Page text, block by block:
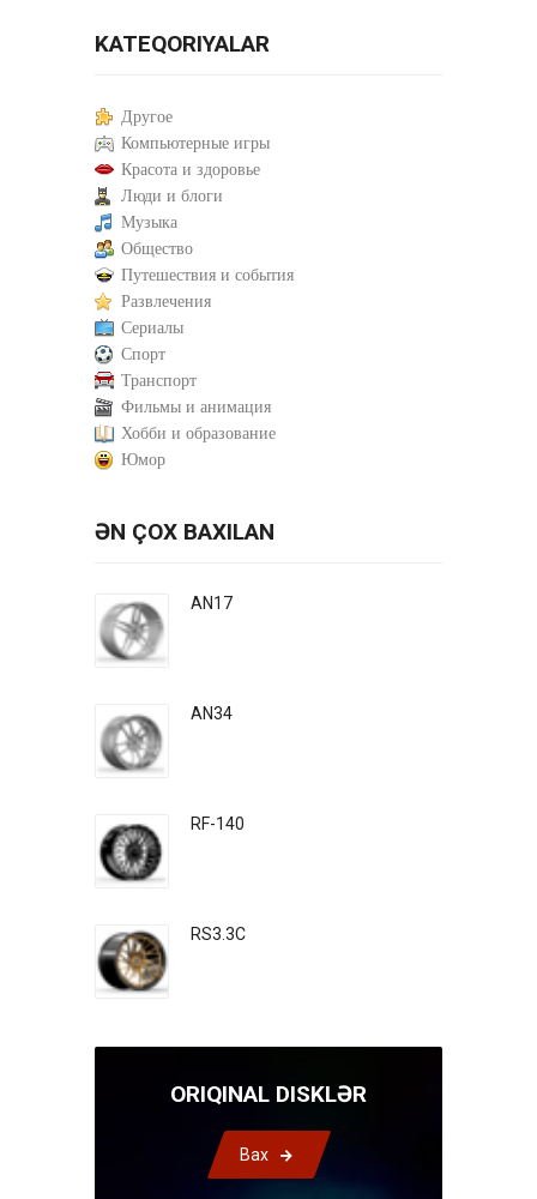
KATEQORIYALAR
Другое
Компьютерные игры
Красота и здоровье
Люди и блоги
Музыка
Общество
Путешествия и события
Развлечения
Сериалы
Спорт
Транспорт
Фильмы и анимация
Хобби и образование
Юмор
ƏN ÇOX BAXILAN
AN17
AN34
RF-140
RS3.3C
ORIQINAL DISKLƏR
Bax